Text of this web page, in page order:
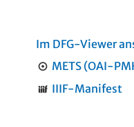
Im DFG-Viewer
METS (OAI-
IIIF-Manifest